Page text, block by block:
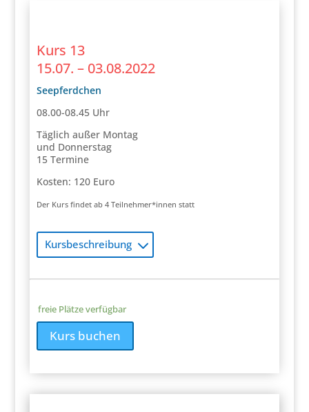
Kurs 13
15.07. – 03.08.2022
Seepferdchen
08.00-08.45 Uhr
Täglich außer Montag
und Donnerstag
15 Termine
Kosten: 120 Euro
Der Kurs findet ab 4 Teilnehmer*innen statt
Kursbeschreibung
freie Plätze verfügbar
Kurs buchen